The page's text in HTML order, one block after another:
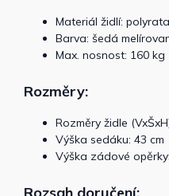
Materiál židlí:
Barva: šedá
Max. nosnost: 160 kg
Rozměry:
Rozměry židle
Výška sedáku: 43 cm
Výška zádové